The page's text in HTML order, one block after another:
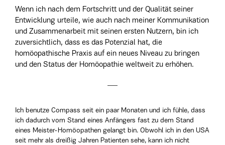
Wenn ich nach dem Fortschritt und der Qualität seiner
Entwicklung urteile, wie auch nach meiner Kommunikation
und Zusammenarbeit mit seinen ersten Nutzern, bin ich
zuversichtlich, dass es das Potenzial hat, die
homöopathische Praxis auf ein neues Niveau zu bringen
und den Status der Homöopathie weltweit zu erhöhen.
Ich benutze Compass seit ein paar Monaten und ich fühle, dass
ich dadurch vom Stand eines Anfängers fast zu dem Stand
eines Meister-Homöopathen gelangt bin. Obwohl ich in den USA
seit mehr als dreißig Jahren Patienten sehe, kann ich nicht